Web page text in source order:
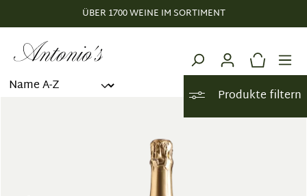
ÜBER 1700 WEINE IM SORTIMENT
Produkte filtern